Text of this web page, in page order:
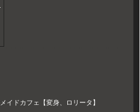
イドカフェ【変身、ロリータ】